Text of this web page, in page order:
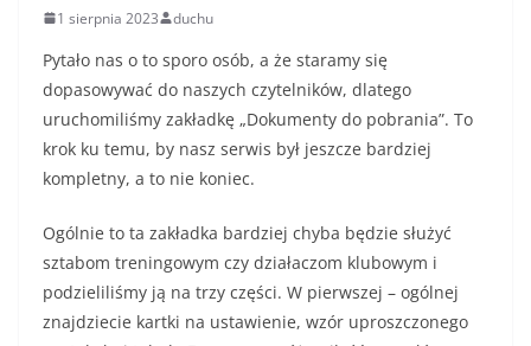
1 sierpnia 2023 duchu
Pytało nas o to sporo osób, a że staramy się
dopasowywać do naszych czytelników, dlatego
uruchomiliśmy zakładkę „Dokumenty do pobrania”. To
krok ku temu, by nasz serwis był jeszcze bardziej
kompletny, a to nie koniec.
Ogólnie to ta zakładka bardziej chyba będzie służyć
sztabom treningowym czy działaczom klubowym i
podzieliliśmy ją na trzy części. W pierwszej – ogólnej
znajdziecie kartki na ustawienie, wzór uproszczonego